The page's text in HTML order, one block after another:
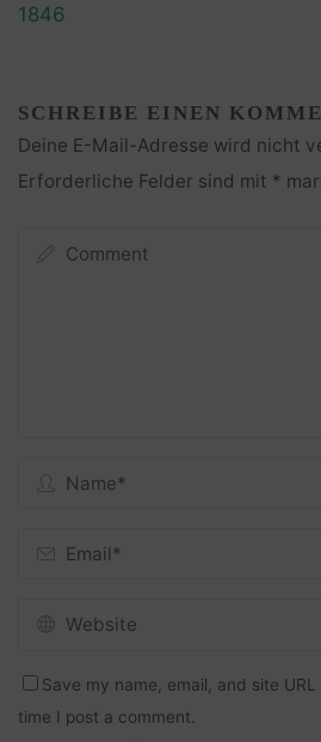
1846
SCHREIBE EINEN
Deine E-Mail-Adresse wird nicht
Erforderliche Felder sind mit *
Save my name, email, and site
time I post a comment.